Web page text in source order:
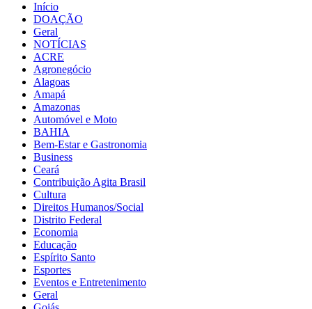
Início
DOAÇÃO
Geral
NOTÍCIAS
ACRE
Agronegócio
Alagoas
Amapá
Amazonas
Automóvel e Moto
BAHIA
Bem-Estar e Gastronomia
Business
Ceará
Contribuição Agita Brasil
Cultura
Direitos Humanos/Social
Distrito Federal
Economia
Educação
Espírito Santo
Esportes
Eventos e Entretenimento
Geral